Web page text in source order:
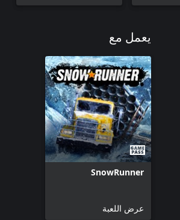
يعمل مع
SnowRunner
عرض اللعبة